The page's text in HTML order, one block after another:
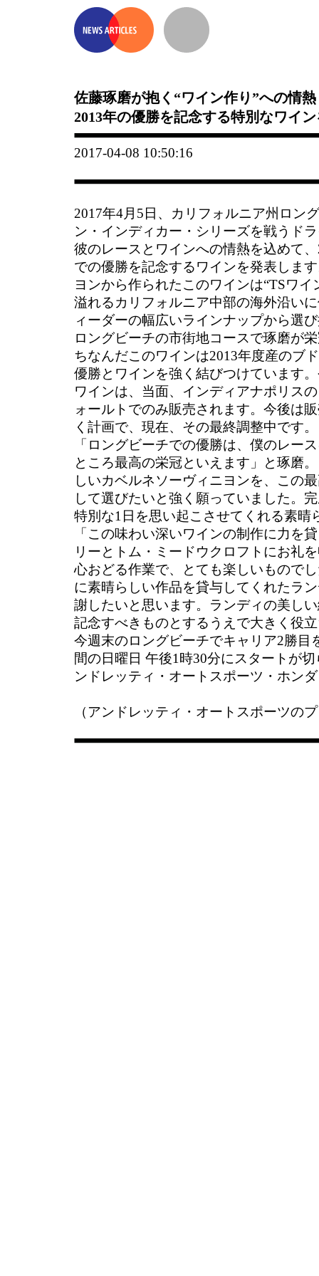
佐藤琢磨が抱く“ワイン作り”への情熱
2013年の優勝を記念する特別なワイ
2017-04-08 10:50:16
2017年4月5日、カリフォルニア州ロン
ン・インディカー・シリーズを戦うド
彼のレースとワインへの情熱を込めて
での優勝を記念するワインを発表しま
ヨンから作られたこのワインは“TSワ
溢れるカリフォルニア中部の海外沿い
ィーダーの幅広いラインナップから選
ロングビーチの市街地コースで琢磨が
ちなんだこのワインは2013年度産のブ
優勝とワインを強く結びつけています
ワインは、当面、インディアナポリス
ォールトでのみ販売されます。今後は
く計画で、現在、その最終調整中です。
「ロングビーチでの優勝は、僕のレー
ところ最高の栄冠といえます」と琢磨
しいカベルネソーヴィニヨンを、この
して選びたいと強く願っていました。
特別な1日を思い起こさせてくれる素晴
「この味わい深いワインの制作に力を
リーとトム・ミードウクロフトにお礼
心おどる作業で、とても楽しいもので
に素晴らしい作品を貸与してくれたラ
謝したいと思います。ランディの美し
記念すべきものとするうえで大きく役
今週末のロングビーチでキャリア2勝目
間の日曜日 午後1時30分にスタートが
ンドレッティ・オートスポーツ・ホン
（アンドレッティ・オートスポーツの